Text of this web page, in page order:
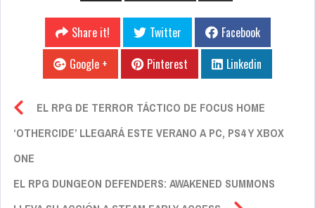
Share it! Twitter
Facebook
Google +
Pinterest Linkedin
EL RPG DE TERROR TÁCTICO DE FOCUS HOME
‘OTHERCIDE’ LLEGARÁ ESTE VERANO A PC, PS4 Y XBOX
ONE
EL RPG DUNGEON DEFENDERS: AWAKENED SUMMONS